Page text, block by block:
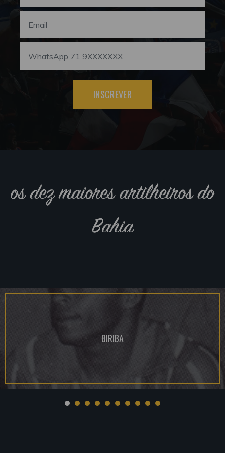
INSCREVER
os dez maiores artilheiros do
Bahia
BIRIBA